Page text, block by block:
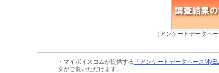
（アンケートデータベ
・マイボイスコムが提供する 「アンケートデータベース
タがご覧いただけます。